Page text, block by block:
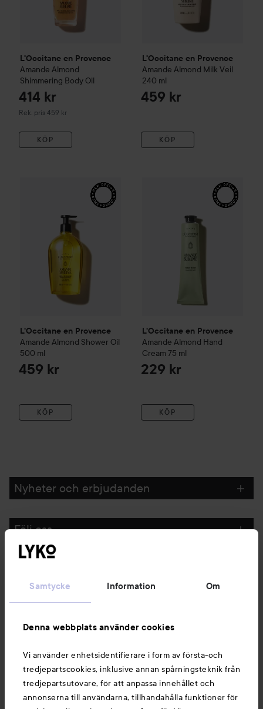
Samtycke Information Om
Denna webbplats använder cookies
Vi använder enhetsidentifierare i form av första-och
tredjepartscookies, inklusive annan spårningsteknik från
tredjepartsutövare, för att anpassa innehållet och
annonserna till användarna, tillhandahålla funktioner för
L'Occitane en Provence
Amande Almond
Shimmering Body Oil
414 kr
Rek. pris 459 kr
Rekommenderat pris 459 kr
KÖP
L'Occitane en Provence
Amande Almond Milk Veil
240 ml
459 kr
KÖP
L'Occitane en Provence
Amande Almond Shower Oil
500 ml
459 kr
KÖP
L'Occitane en Provence Almond Shower Oil500 ml
L'Occitane en Provence
Amande Almond Hand
Cream75 ml
229 kr
KÖP
L'Occitane en Provence
Nyheter och erbjudanden
Följ oss
Du kanske också gillar